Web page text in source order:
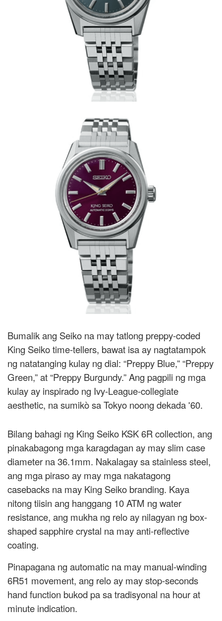
Bumalik ang Seiko na may tatlong preppy-coded
King Seiko time-tellers, bawat isa ay nagtatampok
ng natatanging kulay ng dial: “Preppy Blue,” “Preppy
Green,” at “Preppy Burgundy.” Ang pagpili ng mga
kulay ay inspirado ng Ivy-League-collegiate
aesthetic, na sumikò sa Tokyo noong dekada '60.
Bilang bahagi ng King Seiko KSK 6R collection, ang
pinakabagong mga karagdagan ay may slim case
diameter na 36.1mm. Nakalagay sa stainless steel,
ang mga piraso ay may mga nakatagong
casebacks na may King Seiko branding. Kaya
nitong tiisin ang hanggang 10 ATM ng water
resistance, ang mukha ng relo ay nilagyan ng box-
shaped sapphire crystal na may anti-reflective
coating.
Pinapagana ng automatic na may manual-winding
6R51 movement, ang relo ay may stop-seconds
hand function bukod pa sa tradisyonal na hour at
minute indication.